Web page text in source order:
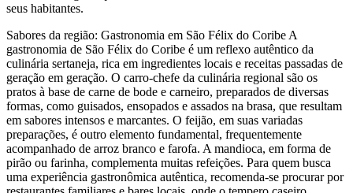
seus habitantes.
Sabores da região: Gastronomia em São Félix do Coribe A
gastronomia de São Félix do Coribe é um reflexo autêntico da
culinária sertaneja, rica em ingredientes locais e receitas passadas de
geração em geração. O carro-chefe da culinária regional são os
pratos à base de carne de bode e carneiro, preparados de diversas
formas, como guisados, ensopados e assados na brasa, que resultam
em sabores intensos e marcantes. O feijão, em suas variadas
preparações, é outro elemento fundamental, frequentemente
acompanhado de arroz branco e farofa. A mandioca, em forma de
pirão ou farinha, complementa muitas refeições. Para quem busca
uma experiência gastronômica autêntica, recomenda-se procurar por